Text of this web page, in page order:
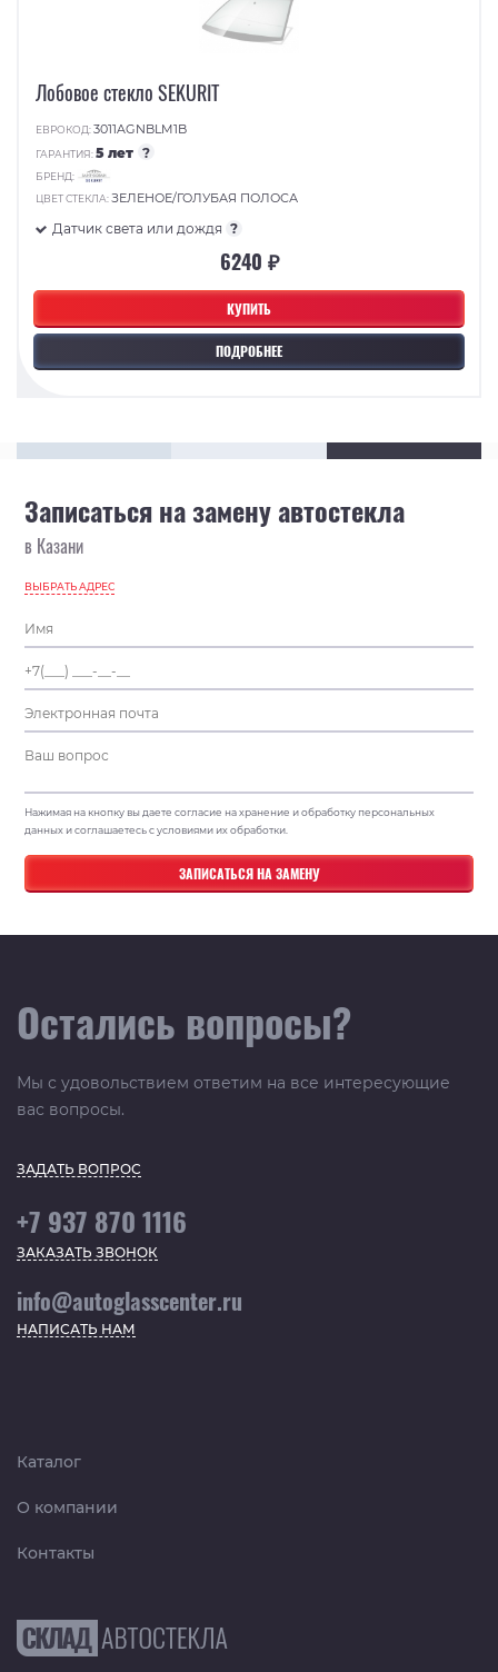
КУПИТЬ
ПОДРОБНЕЕ
Лобовое стекло SEKURIT
ЕВРОКОД:3011AGNBLM1B
ГАРАНТИЯ:5 лет ?
БРЕНД:
ЦВЕТ СТЕКЛА:ЗЕЛЕНОЕ/ГОЛУБАЯ ПОЛОСА
Датчик света или дождя ?
6240 ₽
Записаться на замену автостекла
в Казани
ВЫБРАТЬ АДРЕС
Нажимая на кнопку вы даете согласие на хранение и обработку персональных
данных и соглашаетесь с условиями их обработки.
Остались вопросы?
Мы с удовольствием ответим на все интересующие
вас вопросы.
ЗАДАТЬ ВОПРОС
+7 937 870 1116
ЗАКАЗАТЬ ЗВОНОК
info@autoglasscenter.ru
НАПИСАТЬ НАМ
Каталог
О компании
Контакты